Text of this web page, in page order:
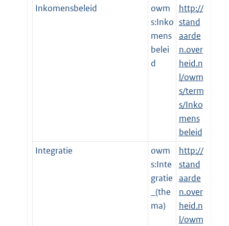
Inkomensbeleid
owm
s:Inko
mens
belei
d
http://
stand
aarde
n.over
heid.n
l/owm
s/term
s/Inko
mens
beleid
Integratie
owm
s:Inte
gratie
_(the
ma)
http://
stand
aarde
n.over
heid.n
l/owm